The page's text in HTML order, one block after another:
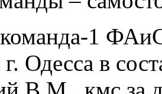
1
г. Одесса в